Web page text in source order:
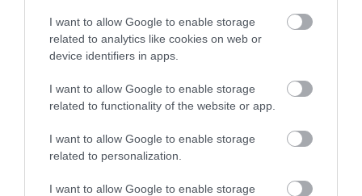
I want to allow Google to enable storage
related to analytics like cookies on web or
device identifiers in apps.
I want to allow Google to enable storage
related to functionality of the website or app.
I want to allow Google to enable storage
related to personalization.
I want to allow Google to enable storage